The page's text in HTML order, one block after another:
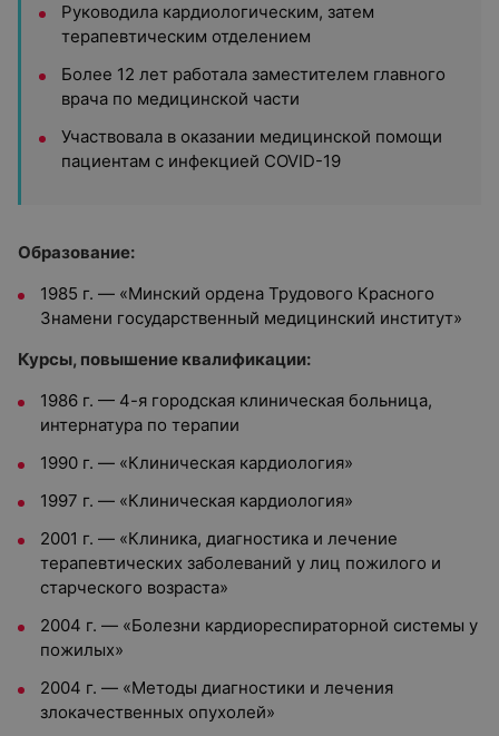
Руководила кардиологическим, затем
терапевтическим отделением
Более 12 лет работала заместителем главного
врача по медицинской части
Участвовала в оказании медицинской помощи
пациентам с инфекцией COVID-19
Образование:
1985 г. — «Минский ордена Трудового Красного
Знамени государственный медицинский институт»
Курсы, повышение квалификации:
1986 г. — 4-я городская клиническая больница,
интернатура по терапии
1990 г. — «Клиническая кардиология»
1997 г. — «Клиническая кардиология»
2001 г. — «Клиника, диагностика и лечение
терапевтических заболеваний у лиц пожилого и
старческого возраста»
2004 г. — «Болезни кардиореспираторной системы у
пожилых»
2004 г. — «Методы диагностики и лечения
злокачественных опухолей»